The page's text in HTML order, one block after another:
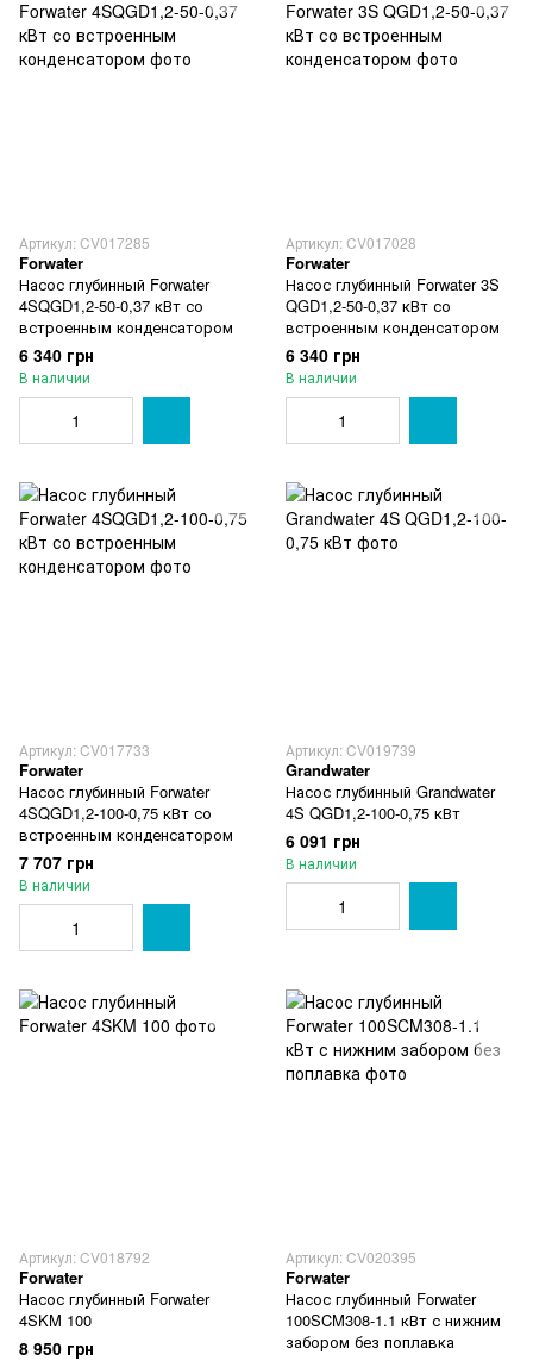
Артикул: CV017285
Forwater
Насос глубинный Forwater
4SQGD1,2-50-0,37 кВт со
встроенным конденсатором
6 340 грн
В наличии
Артикул: CV017028
Forwater
Насос глубинный Forwater 3S
QGD1,2-50-0,37 кВт со
встроенным конденсатором
6 340 грн
В наличии
Артикул: CV017733
Forwater
Насос глубинный Forwater
4SQGD1,2-100-0,75 кВт со
встроенным конденсатором
7 707 грн
В наличии
Артикул: CV019739
Grandwater
Насос глубинный Grandwater
4S QGD1,2-100-0,75 кВт
6 091 грн
В наличии
Артикул: CV018792
Forwater
Насос глубинный Forwater
4SKM 100
8 950 грн
Артикул: CV020395
Forwater
Насос глубинный Forwater
100SCM308-1.1 кВт с нижним
забором без поплавка